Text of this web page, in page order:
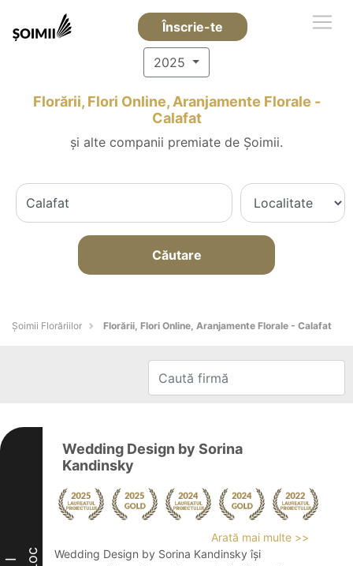
Înscrie-te
2025
Florării, Flori Online, Aranjamente Florale -
Calafat
și alte companii premiate de Șoimii.
Căutare
Șoimii Florăriilor Florării, Flori Online, Aranjamente Florale - Calafat
I Loc
Wedding Design by Sorina
Kandinsky
Arată mai multe >>
Wedding Design by Sorina Kandinsky își